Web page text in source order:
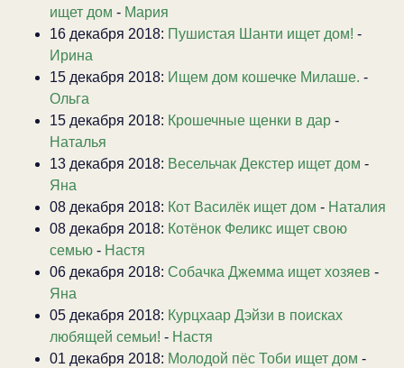
ищет дом - Мария
16 декабря 2018: Пушистая Шанти ищет дом! -
Ирина
15 декабря 2018: Ищем дом кошечке Милаше. -
Ольга
15 декабря 2018: Крошечные щенки в дар -
Наталья
13 декабря 2018: Весельчак Декстер ищет дом -
Яна
08 декабря 2018: Кот Василёк ищет дом - Наталия
08 декабря 2018: Котёнок Феликс ищет свою
семью - Настя
06 декабря 2018: Собачка Джемма ищет хозяев -
Яна
05 декабря 2018: Курцхаар Дэйзи в поисках
любящей семьи! - Настя
01 декабря 2018: Молодой пёс Тоби ищет дом -